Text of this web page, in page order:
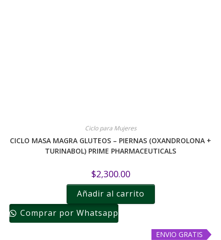
Ciclo para Mujeres
CICLO MASA MAGRA GLUTEOS – PIERNAS (OXANDROLONA +
TURINABOL) PRIME PHARMACEUTICALS
$2,300.00
Añadir al carrito
Comprar por Whatsapp
ENVIO GRATIS